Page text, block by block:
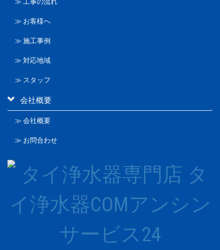
≫ お客様へ
≫ 施工事例
≫ 対応地域
≫ スタッフ
会社概要
≫ 会社概要
≫ お問合わせ